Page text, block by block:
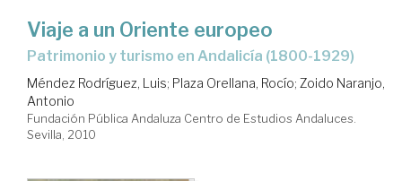
Viaje a un Oriente europeo
patrimonio y turismo en Andalicía (1800-1929)
Méndez Rodríguez, Luis; Plaza Orellana, Rocío; Zoido Naranjo,
Antonio
Fundación Pública Andaluza Centro de Estudios Andaluces.
Sevilla, 2010